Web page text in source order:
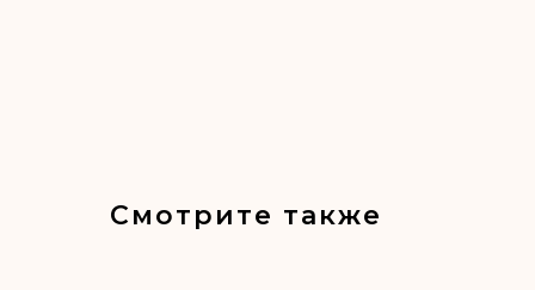
Смотрите также